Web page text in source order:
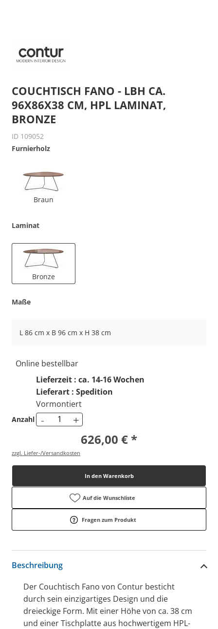
COUCHTISCH FANO - LBH CA.
96X86X38 CM, HPL LAMINAT,
BRONZE
ID 109052
Furnierholz
Braun
Laminat
Bronze
Maße
L 86 cm x B 96 cm x H 38 cm
Online bestellbar
Lieferzeit : ca. 14-16 Wochen
Lieferart : Spedition
Vormontiert
Anzahl - +
626,00 € *
zzgl. Liefer-/Versandkosten
In den Warenkorb
Auf die Wunschliste
Fragen zum Produkt
Beschreibung
Der Couchtisch Fano von Contur besticht
durch sein einzigartiges Design und die
dreieckige Form. Mit einer Höhe von ca. 38 cm
und einer Tischplatte aus hochwertigem HPL-